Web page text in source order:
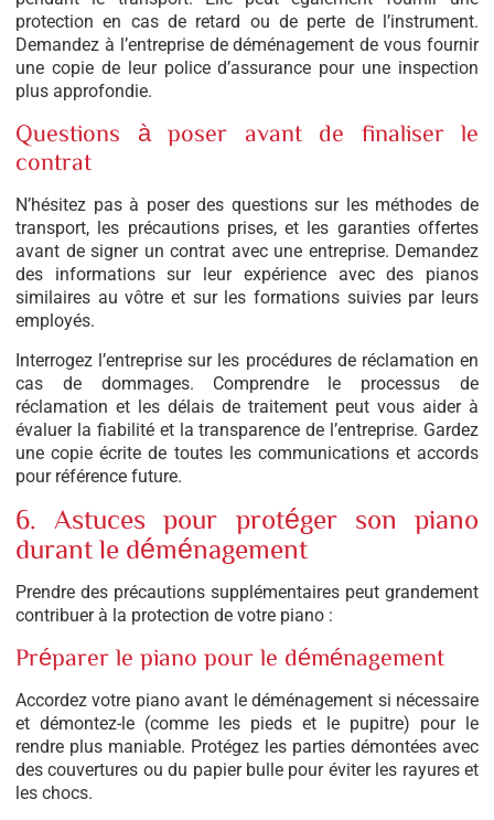
protection en cas de retard ou de perte de l’instrument.
Demandez à l’entreprise de déménagement de vous fournir
une copie de leur police d’assurance pour une inspection
plus approfondie.
Questions à poser avant de finaliser le
contrat
N’hésitez pas à poser des questions sur les méthodes de
transport, les précautions prises, et les garanties offertes
avant de signer un contrat avec une entreprise. Demandez
des informations sur leur expérience avec des pianos
similaires au vôtre et sur les formations suivies par leurs
employés.
Interrogez l’entreprise sur les procédures de réclamation en
cas de dommages. Comprendre le processus de
réclamation et les délais de traitement peut vous aider à
évaluer la fiabilité et la transparence de l’entreprise. Gardez
une copie écrite de toutes les communications et accords
pour référence future.
6. Astuces pour protéger son piano
durant le déménagement
Prendre des précautions supplémentaires peut grandement
contribuer à la protection de votre piano :
Préparer le piano pour le déménagement
Accordez votre piano avant le déménagement si nécessaire
et démontez-le (comme les pieds et le pupitre) pour le
rendre plus maniable. Protégez les parties démontées avec
des couvertures ou du papier bulle pour éviter les rayures et
les chocs.